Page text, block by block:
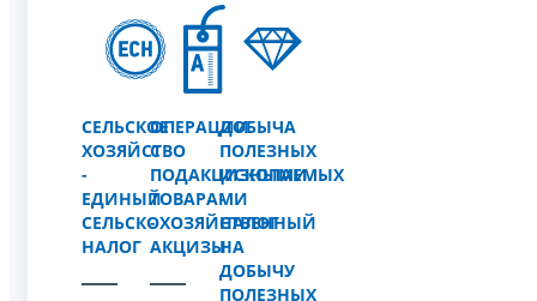
СЕЛЬСКОЕ
ХОЗЯЙСТВО
-
ЕДИНЫЙ
СЕЛЬСКОХОЗЯЙСТВЕННЫЙ
НАЛОГ
ОПЕРАЦИИ
С
ПОДАКЦИЗНЫМИ
ТОВАРАМИ
-
АКЦИЗЫ
ДОБЫЧА
ПОЛЕЗНЫХ
ИСКОПАЕМЫХ
-
НАЛОГ
НА
ДОБЫЧУ
ПОЛЕЗНЫХ